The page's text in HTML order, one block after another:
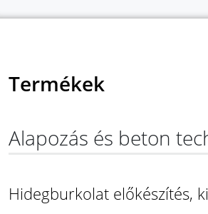
Termékek
Alapozás és beton
Hidegburkolat előkészítés,